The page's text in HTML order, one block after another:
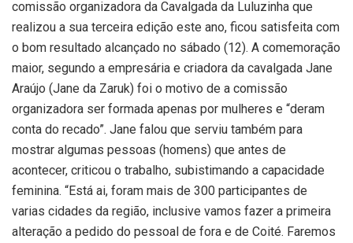
comissão organizadora da Cavalgada da Luluzinha que
realizou a sua terceira edição este ano, ficou satisfeita com
o bom resultado alcançado no sábado (12). A comemoração
maior, segundo a empresária e criadora da cavalgada Jane
Araújo (Jane da Zaruk) foi o motivo de a comissão
organizadora ser formada apenas por mulheres e “deram
conta do recado”. Jane falou que serviu também para
mostrar algumas pessoas (homens) que antes de
acontecer, criticou o trabalho, subistimando a capacidade
feminina. “Está ai, foram mais de 300 participantes de
varias cidades da região, inclusive vamos fazer a primeira
alteração a pedido do pessoal de fora e de Coité. Faremos